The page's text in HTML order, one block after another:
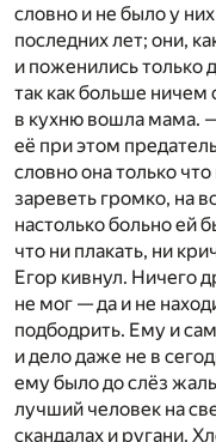
словно и не было у
последних лет; они,
и поженились только
так как больше ничем
в кухню вошла мама.
её при этом
словно она только
зареветь громко, на
настолько больно ей
что ни плакать, ни
Егор кивнул. Ничего
не мог — да и не
подбодрить. Ему и
и дело даже не в
ему было до слёз
лучший человек на
скандалах и ругани.